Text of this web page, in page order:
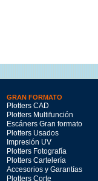
GRAN FORMATO
Plotters CAD
Plotters Multifunción
Escáners Gran formato
Plotters Usados
Impresión UV
Plotters Fotografía
Plotters Cartelería
Accesorios y Garantías
Plotters Corte